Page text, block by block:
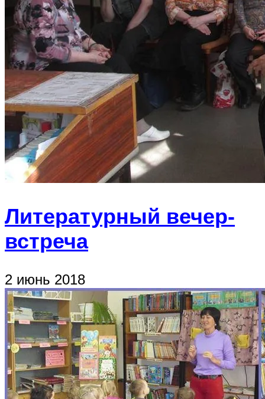
Литературный вечер-
встреча
2 июнь 2018